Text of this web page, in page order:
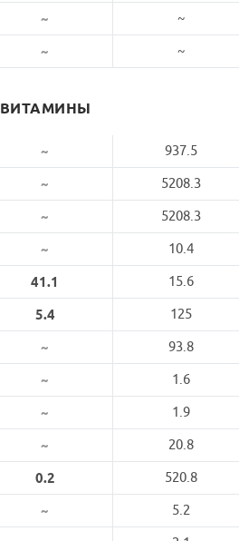
~ ~
~ ~
ВИТАМИНЫ
~ 937.5
~ 5208.3
~ 5208.3
~ 10.4
41.1 15.6
5.4 125
~ 93.8
~ 1.6
~ 1.9
~ 20.8
0.2 520.8
~ 5.2